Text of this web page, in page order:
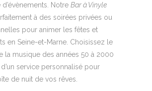
Notre Bar à Vinyle
à des soirées privées ou
pour animer les fêtes et
en Seine-et-Marne. Choisissez le
la musique des années 50 à 2000
service personnalisé pour
de nuit de vos rêves.